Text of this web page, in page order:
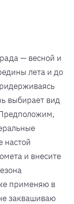
— весной и
лета и до
выбирает вид
настой
и внесите
применяю в
заквашиваю